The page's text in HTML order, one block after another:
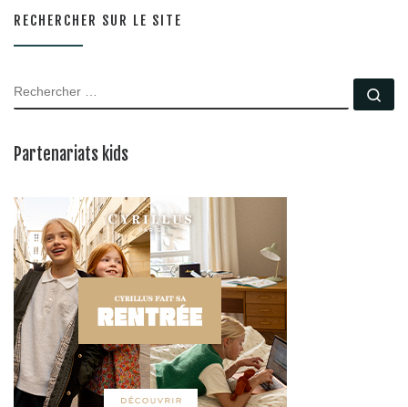
RECHERCHER SUR LE SITE
RECHERCHER
Partenariats kids